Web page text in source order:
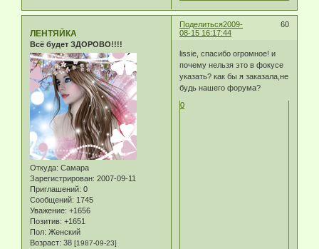
Поделиться 60
2009-
08-15 16:17:44
ЛЕНТЯЙКА
Всё будет ЗДОРОВО!!!!
Откуда: Самара
Зарегистрирован: 2007-09-11
Приглашений: 0
Сообщений: 1745
Уважение: +1656
Позитив: +1651
Пол: Женский
Возраст: 38 [1987-09-23]
lissie, спасибо огромное! и
почему нельзя это в фокусе
указать? как бы я заказала,не
будь нашего форума?
0